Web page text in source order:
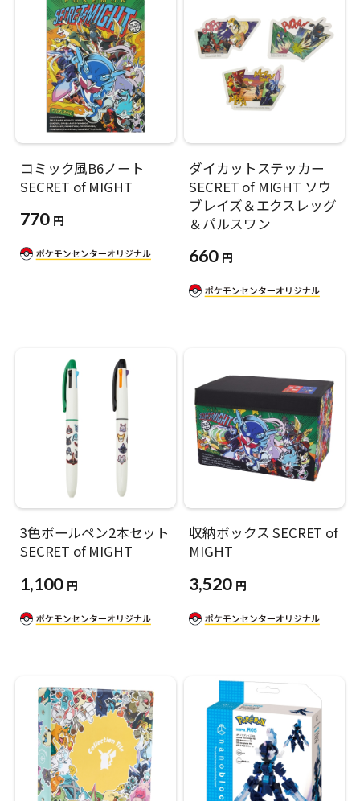
コミック風B6ノート
SECRET of MIGHT
770 円
ダイカットステッカー
SECRET of MIGHT ソウ
ブレイズ＆エクスレッグ
＆パルスワン
660 円
3色ボールペン2本セット
SECRET of MIGHT
1,100 円
収納ボックス SECRET of
MIGHT
3,520 円